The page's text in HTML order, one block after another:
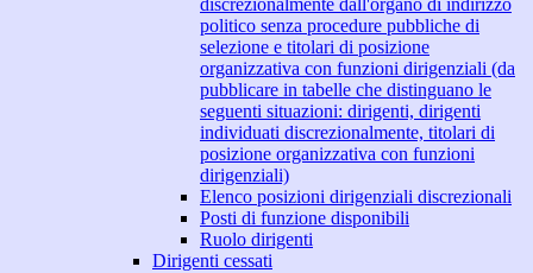
discrezionalmente dall'organo di indirizzo
politico senza procedure pubbliche di
selezione e titolari di posizione
organizzativa con funzioni dirigenziali (da
pubblicare in tabelle che distinguano le
seguenti situazioni: dirigenti, dirigenti
individuati discrezionalmente, titolari di
posizione organizzativa con funzioni
dirigenziali)
Elenco posizioni dirigenziali discrezionali
Posti di funzione disponibili
Ruolo dirigenti
Dirigenti cessati